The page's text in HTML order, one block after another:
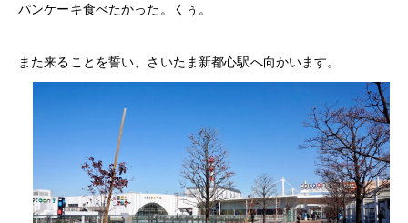
パンケーキ食べたかった。くぅ。
また来ることを誓い、さいたま新都心駅へ向かいます。